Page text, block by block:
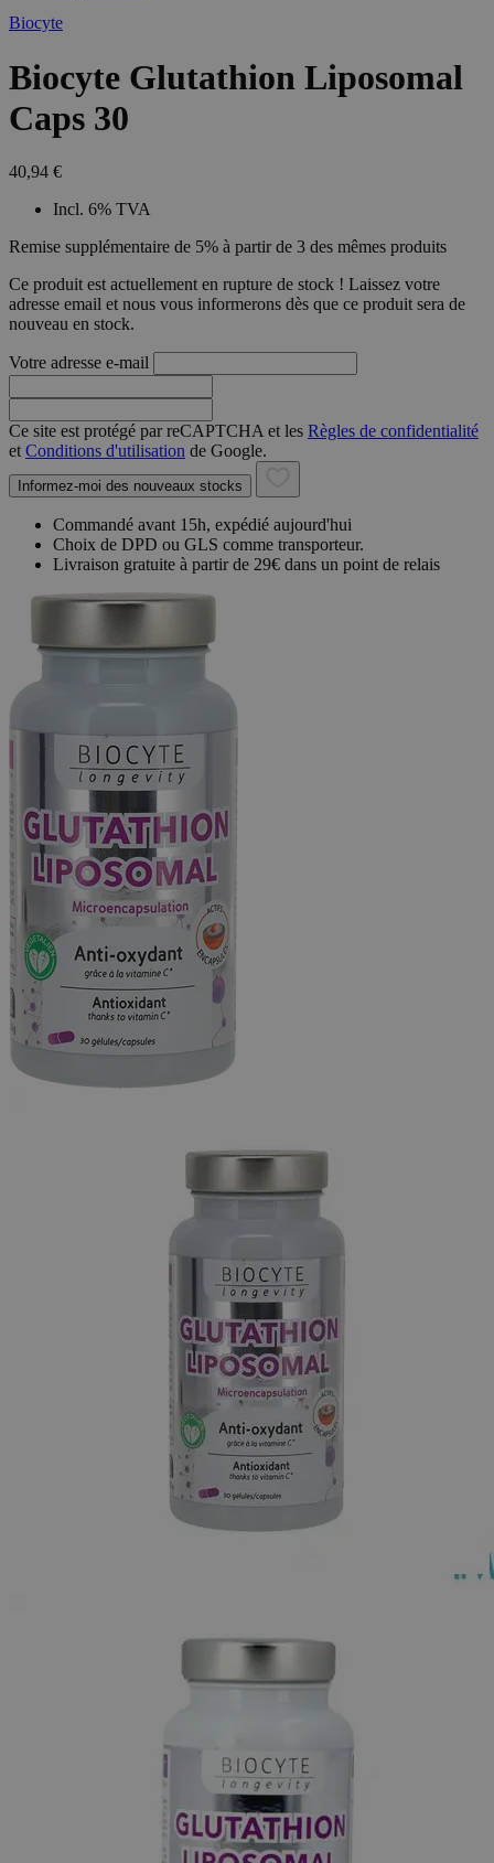
Biocyte
Biocyte Glutathion Liposomal
Caps 30
40,94 €
Incl. 6% TVA
Remise supplémentaire de 5% à partir de 3 des mêmes produits
Ce produit est actuellement en rupture de stock ! Laissez votre
adresse email et nous vous informerons dès que ce produit sera de
nouveau en stock.
Votre adresse e-mail
Ce site est protégé par reCAPTCHA et les Règles de confidentialité
et Conditions d'utilisation de Google.
Informez-moi des nouveaux stocks
Commandé avant 15h, expédié aujourd'hui
Choix de DPD ou GLS comme transporteur.
Livraison gratuite à partir de 29€ dans un point de relais